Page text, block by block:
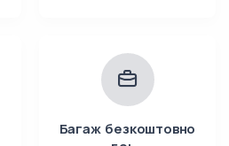
Багаж безкоштовно